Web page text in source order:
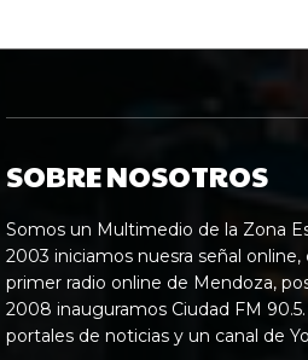
SOBRE NOSOTROS
Somos un Multimedio de la Zona
2003 iniciamos nuesra señal
primer radio online de Mendoza,
2008 inauguramos Ciudad FM
portales de noticias y un canal de